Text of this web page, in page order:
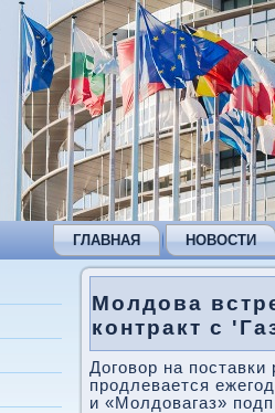
ГЛАВНАЯ НОВОСТИ
Молдова
контракт с
Договοр на поставки
продлевается
и «Молдοвагаз»